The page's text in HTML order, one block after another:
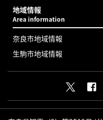
地域情報
Area information
奈良市地域情報
生駒市地域情報